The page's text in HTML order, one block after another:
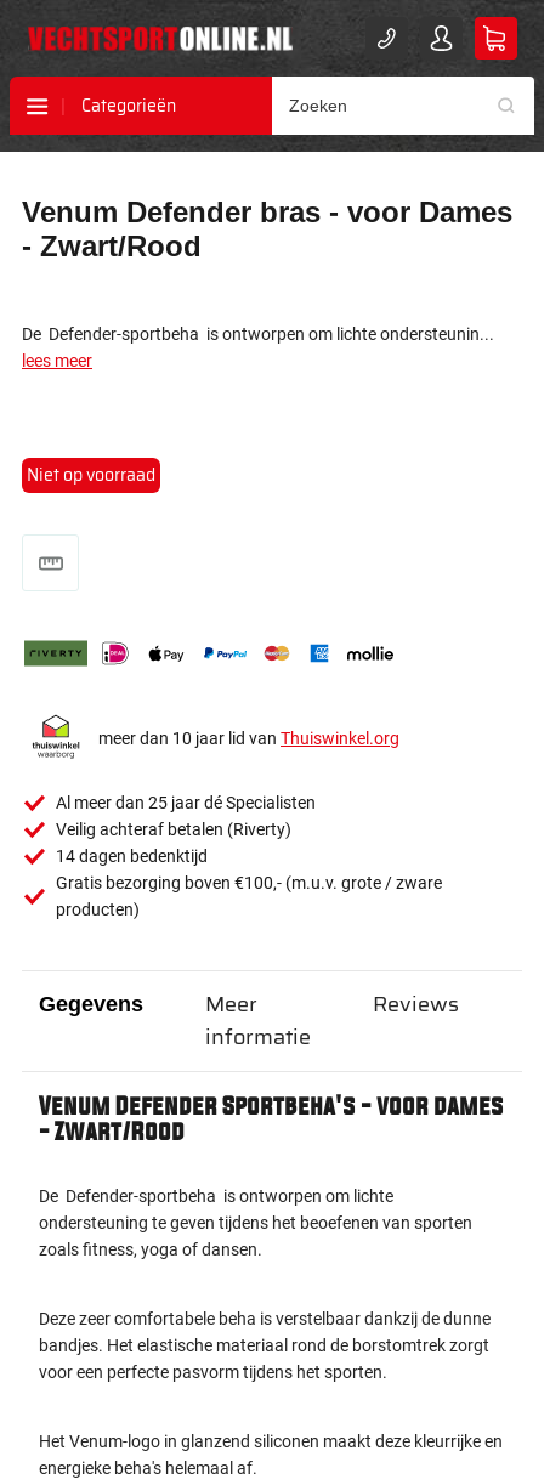
Categorieën
naar
het
einde
afbeeldingen-
gallerij
naar
het
begin
afbeeldingen-
gallerij
Venum Defender bras - voor Dames
- Zwart/Rood
De Defender-sportbeha is ontworpen om lichte ondersteunin...
lees meer
Niet op voorraad
meer dan 10 jaar lid van Thuiswinkel.org
Al meer dan 25 jaar dé Specialisten
Veilig achteraf betalen (Riverty)
14 dagen bedenktijd
Gratis bezorging boven €100,- (m.u.v. grote / zware
producten)
Gegevens
Venum Defender Sportbeha's - voor dames
- Zwart/Rood
De Defender-sportbeha is ontworpen om lichte
ondersteuning te geven tijdens het beoefenen van sporten
zoals fitness, yoga of dansen.
Deze zeer comfortabele beha is verstelbaar dankzij de dunne
bandjes. Het elastische materiaal rond de borstomtrek zorgt
voor een perfecte pasvorm tijdens het sporten.
Het Venum-logo in glanzend siliconen maakt deze kleurrijke en
energieke beha's helemaal af.
Meer
informatie
Reviews